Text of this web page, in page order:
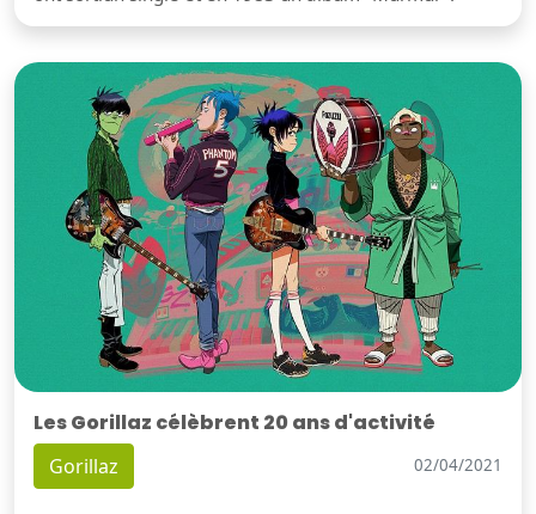
Les Gorillaz célèbrent 20 ans d'activité
Gorillaz 02/04/2021